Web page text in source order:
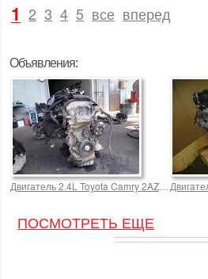
Объявления:
Двигатель 2.4L Toyota Camry 2AZFE
ПОСМОТРЕТЬ ЕЩЕ
1 2 3 4 5 все вперед